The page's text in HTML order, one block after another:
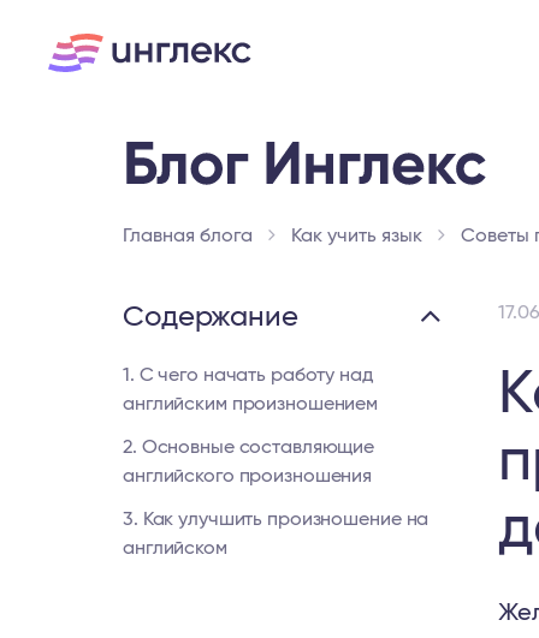
Главная блога Как учить язык Советы
Содержание
1. С чего начать работу над
английским произношением
2. Основные составляющие
английского произношения
3. Как улучшить произношение на
английском